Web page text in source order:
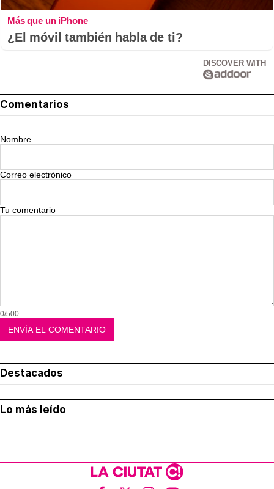
Más que un iPhone
¿El móvil también habla de ti?
DISCOVER WITH
Comentarios
Nombre
Correo electrónico
Tu comentario
0/500
Destacados
Lo más leído